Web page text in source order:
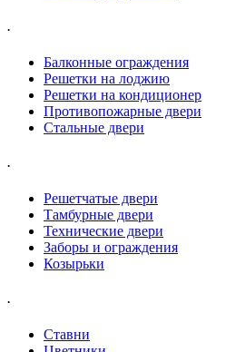
.
Балконные ограждения
Решетки на лоджию
Решетки на кондиционер
Противопожарные двери
Стальные двери
.
Решетчатые двери
Тамбурные двери
Технические двери
Заборы и ограждения
Козырьки
.
Ставни